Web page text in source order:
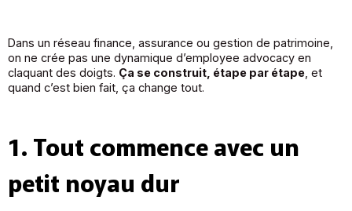
Dans un réseau finance, assurance ou gestion de patrimoine,
on ne crée pas une dynamique d’employee advocacy en
claquant des doigts. Ça se construit, étape par étape , et
quand c’est bien fait, ça change tout.
1. Tout commence avec un
petit noyau dur